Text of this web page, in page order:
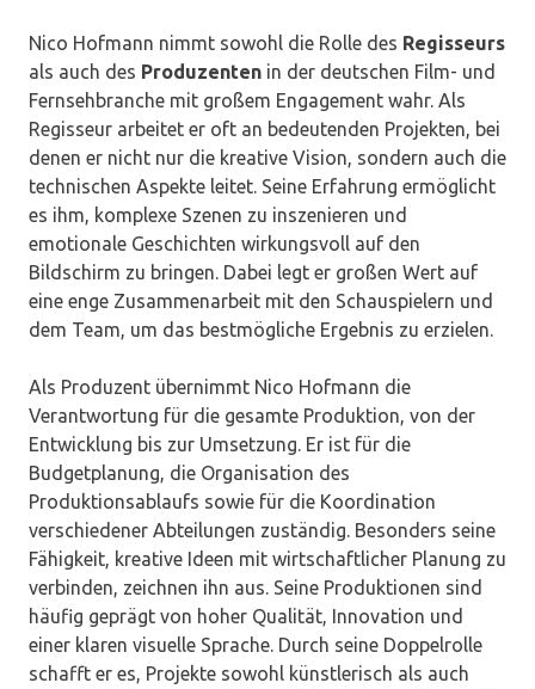
Nico Hofmann nimmt sowohl die Rolle des Regisseurs
als auch des Produzenten in der deutschen Film- und
Fernsehbranche mit großem Engagement wahr. Als
Regisseur arbeitet er oft an bedeutenden Projekten, bei
denen er nicht nur die kreative Vision, sondern auch die
technischen Aspekte leitet. Seine Erfahrung ermöglicht
es ihm, komplexe Szenen zu inszenieren und
emotionale Geschichten wirkungsvoll auf den
Bildschirm zu bringen. Dabei legt er großen Wert auf
eine enge Zusammenarbeit mit den Schauspielern und
dem Team, um das bestmögliche Ergebnis zu erzielen.
Als Produzent übernimmt Nico Hofmann die
Verantwortung für die gesamte Produktion, von der
Entwicklung bis zur Umsetzung. Er ist für die
Budgetplanung, die Organisation des
Produktionsablaufs sowie für die Koordination
verschiedener Abteilungen zuständig. Besonders seine
Fähigkeit, kreative Ideen mit wirtschaftlicher Planung zu
verbinden, zeichnen ihn aus. Seine Produktionen sind
häufig geprägt von hoher Qualität, Innovation und
einer klaren visuelle Sprache. Durch seine Doppelrolle
schafft er es, Projekte sowohl künstlerisch als auch